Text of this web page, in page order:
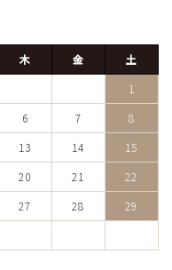
木 金
土
1
6 7
8
13 14
15
20 21
22
27 28
29